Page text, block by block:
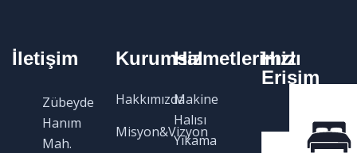
İletişim
Zübeyde
Hanım
Mah.
Kurumsal
Hakkımızda
Misyon&Vizyon
Hizmetlerimiz
Makine
Halısı
Yıkama
Hızlı
Erişim